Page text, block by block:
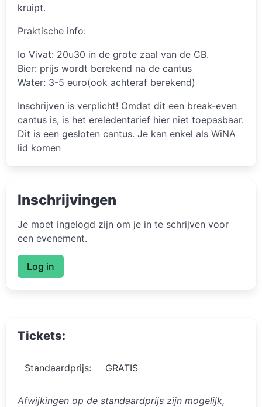
kruipt.
Praktische info:
Io Vivat: 20u30 in de grote zaal van de CB.
Bier: prijs wordt berekend na de cantus
Water: 3-5 euro(ook achteraf berekend)
Inschrijven is verplicht! Omdat dit een break-even
cantus is, is het ereledentarief hier niet toepasbaar.
Dit is een gesloten cantus. Je kan enkel als WiNA
lid komen
Inschrijvingen
Je moet ingelogd zijn om je in te schrijven voor
een evenement.
Log in
Tickets:
Standaardprijs: GRATIS
Afwijkingen op de standaardprijs zijn mogelijk,